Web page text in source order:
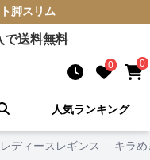
脚スリム
で送料無料
0 0
人気ランキング
レディースレギンス キラめ